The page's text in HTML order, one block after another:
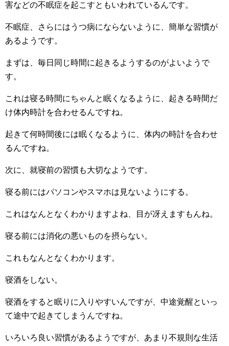
害などの不眠症を起こすともいわれているんです。
不眠症、さらにはうつ病にならないように、簡単な習慣が
あるようです。
まずは、毎日同じ時間に起きるようするのがよいようで
す。
これは寝る時間にちゃんと眠くなるように、起きる時間だ
け体内時計を合わせるんですね。
起きて何時間後には眠くなるように、体内の時計を合わせ
るんですね。
次に、就寝前の習慣も大切なようです。
寝る前にはパソコンやスマホは見ないようにする。
これはなんとなくわかりますよね、目が冴えますもんね。
寝る前には消化の悪いものを摂らない。
これもなんとなくわかります。
寝酒をしない。
寝酒をすると眠りに入りやすいんですが、中途覚醒といっ
て途中で起きてしまうんですね。
いろいろ良い習慣があるようですが、あまり不規則な生活